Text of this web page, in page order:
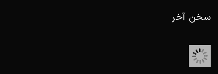
سخن آخر